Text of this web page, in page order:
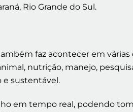
Rio Grande do Sul.
faz acontecer em
nutrição, manejo,
sustentável.
em tempo real, podendo